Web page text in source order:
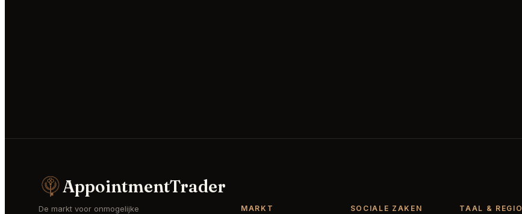
AppointmentTrader
De markt voor onmogelijke
MARKT SOCIALE ZAKEN TAAL & REGIO